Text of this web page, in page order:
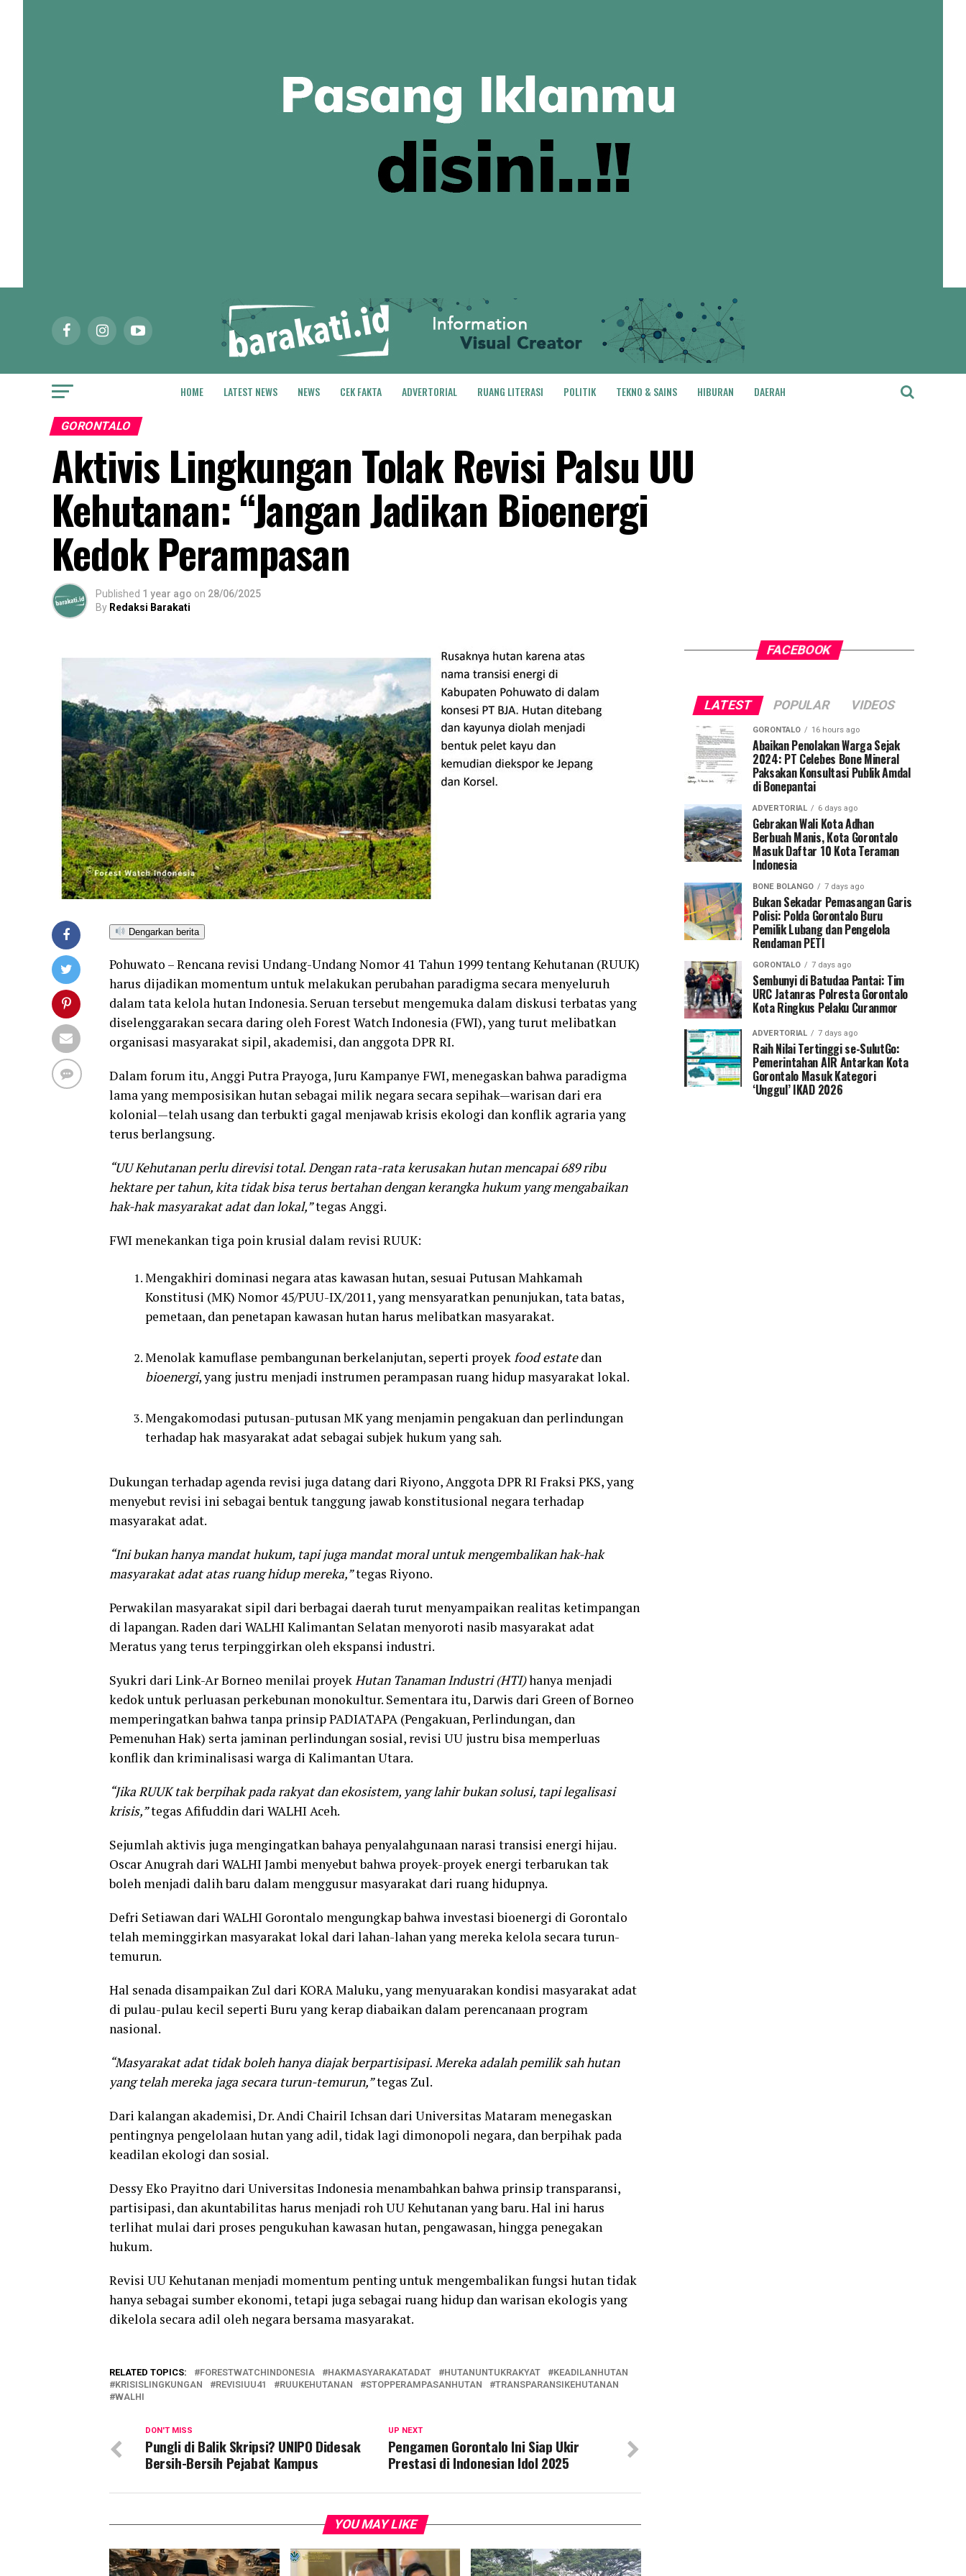
HOME LATEST NEWS NEWS CEK FAKTA ADVERTORIAL RUANG LITERASI POLITIK TEKNO & SAINS HIBURAN DAERAH
GORONTALO
Aktivis Lingkungan Tolak Revisi Palsu UU
Kehutanan: “Jangan Jadikan Bioenergi
Kedok Perampasan
Published 1 year ago on 28/06/2025
By Redaksi Barakati
Dengarkan berita
Pohuwato – Rencana revisi Undang-Undang Nomor 41 Tahun 1999 tentang Kehutanan (RUUK)
harus dijadikan momentum untuk melakukan perubahan paradigma secara menyeluruh
dalam tata kelola hutan Indonesia. Seruan tersebut mengemuka dalam diskusi terbatas yang
diselenggarakan secara daring oleh Forest Watch Indonesia (FWI), yang turut melibatkan
organisasi masyarakat sipil, akademisi, dan anggota DPR RI.
Dalam forum itu, Anggi Putra Prayoga, Juru Kampanye FWI, menegaskan bahwa paradigma
lama yang memposisikan hutan sebagai milik negara secara sepihak—warisan dari era
kolonial—telah usang dan terbukti gagal menjawab krisis ekologi dan konflik agraria yang
terus berlangsung.
“UU Kehutanan perlu direvisi total. Dengan rata-rata kerusakan hutan mencapai 689 ribu
hektare per tahun, kita tidak bisa terus bertahan dengan kerangka hukum yang mengabaikan
hak-hak masyarakat adat dan lokal,”tegas Anggi.
FWI menekankan tiga poin krusial dalam revisi RUUK:
Mengakhiri dominasi negara atas kawasan hutan, sesuai Putusan Mahkamah
Konstitusi (MK) Nomor 45/PUU-IX/2011, yang mensyaratkan penunjukan, tata batas,
pemetaan, dan penetapan kawasan hutan harus melibatkan masyarakat.
Menolak kamuflase pembangunan berkelanjutan, seperti proyekfood estatedan
bioenergi, yang justru menjadi instrumen perampasan ruang hidup masyarakat lokal.
Mengakomodasi putusan-putusan MK yang menjamin pengakuan dan perlindungan
terhadap hak masyarakat adat sebagai subjek hukum yang sah.
Dukungan terhadap agenda revisi juga datang dari Riyono, Anggota DPR RI Fraksi PKS, yang
menyebut revisi ini sebagai bentuk tanggung jawab konstitusional negara terhadap
masyarakat adat.
“Ini bukan hanya mandat hukum, tapi juga mandat moral untuk mengembalikan hak-hak
masyarakat adat atas ruang hidup mereka,”tegas Riyono.
Perwakilan masyarakat sipil dari berbagai daerah turut menyampaikan realitas ketimpangan
di lapangan. Raden dari WALHI Kalimantan Selatan menyoroti nasib masyarakat adat
Meratus yang terus terpinggirkan oleh ekspansi industri.
Syukri dari Link-Ar Borneo menilai proyekHutan Tanaman Industri (HTI)hanya menjadi
kedok untuk perluasan perkebunan monokultur. Sementara itu, Darwis dari Green of Borneo
memperingatkan bahwa tanpa prinsip PADIATAPA (Pengakuan, Perlindungan, dan
Pemenuhan Hak) serta jaminan perlindungan sosial, revisi UU justru bisa memperluas
konflik dan kriminalisasi warga di Kalimantan Utara.
“Jika RUUK tak berpihak pada rakyat dan ekosistem, yang lahir bukan solusi, tapi legalisasi
krisis,”tegas Afifuddin dari WALHI Aceh.
Sejumlah aktivis juga mengingatkan bahaya penyalahgunaan narasi transisi energi hijau.
Oscar Anugrah dari WALHI Jambi menyebut bahwa proyek-proyek energi terbarukan tak
boleh menjadi dalih baru dalam menggusur masyarakat dari ruang hidupnya.
Defri Setiawan dari WALHI Gorontalo mengungkap bahwa investasi bioenergi di Gorontalo
telah meminggirkan masyarakat lokal dari lahan-lahan yang mereka kelola secara turun-
temurun.
Hal senada disampaikan Zul dari KORA Maluku, yang menyuarakan kondisi masyarakat adat
di pulau-pulau kecil seperti Buru yang kerap diabaikan dalam perencanaan program
nasional.
“Masyarakat adat tidak boleh hanya diajak berpartisipasi. Mereka adalah pemilik sah hutan
yang telah mereka jaga secara turun-temurun,”tegas Zul.
Dari kalangan akademisi, Dr. Andi Chairil Ichsan dari Universitas Mataram menegaskan
pentingnya pengelolaan hutan yang adil, tidak lagi dimonopoli negara, dan berpihak pada
keadilan ekologi dan sosial.
Dessy Eko Prayitno dari Universitas Indonesia menambahkan bahwa prinsip transparansi,
partisipasi, dan akuntabilitas harus menjadi roh UU Kehutanan yang baru. Hal ini harus
terlihat mulai dari proses pengukuhan kawasan hutan, pengawasan, hingga penegakan
hukum.
Revisi UU Kehutanan menjadi momentum penting untuk mengembalikan fungsi hutan tidak
hanya sebagai sumber ekonomi, tetapi juga sebagai ruang hidup dan warisan ekologis yang
dikelola secara adil oleh negara bersama masyarakat.
RELATED TOPICS: FORESTWATCHINDONESIA HAKMASYARAKATADAT HUTANUNTUKRAKYAT
KEADILANHUTAN
KRISISLINGKUNGAN
REVISIUU41 RUUKEHUTANAN STOPPERAMPASANHUTAN
TRANSPARANSIKEHUTANAN
WALHI
UP NEXT
Pengamen Gorontalo Ini Siap Ukir
Prestasi di Indonesian Idol 2025
DON'T MISS
Pungli di Balik Skripsi? UNIPO Didesak
Bersih-Bersih Pejabat Kampus
YOU MAY LIKE
FACEBOOK
LATEST POPULAR VIDEOS
GORONTALO 16 hours ago
Abaikan Penolakan Warga Sejak
2024: PT Celebes Bone Mineral
Paksakan Konsultasi Publik Amdal
di Bonepantai
ADVERTORIAL 6 days ago
Gebrakan Wali Kota Adhan
Berbuah Manis, Kota Gorontalo
Masuk Daftar 10 Kota Teraman
Indonesia
BONE BOLANGO 7 days ago
Bukan Sekadar Pemasangan Garis
Polisi: Polda Gorontalo Buru
Pemilik Lubang dan Pengelola
Rendaman PETI
GORONTALO 7 days ago
Sembunyi di Batudaa Pantai: Tim
URC Jatanras Polresta Gorontalo
Kota Ringkus Pelaku Curanmor
ADVERTORIAL 7 days ago
Raih Nilai Tertinggi se-SulutGo:
Pemerintahan AIR Antarkan Kota
Gorontalo Masuk Kategori
‘Unggul’ IKAD 2026